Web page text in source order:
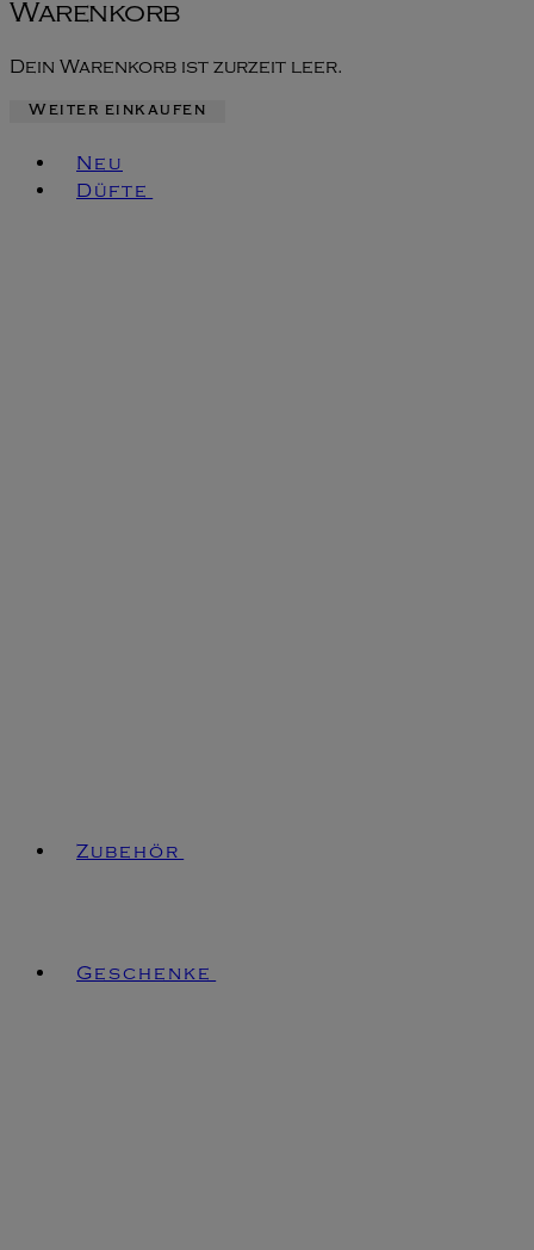
Warenkorb
Dein Warenkorb ist zurzeit leer.
Weiter einkaufen
Neu
Düfte
Zubehör
Geschenke